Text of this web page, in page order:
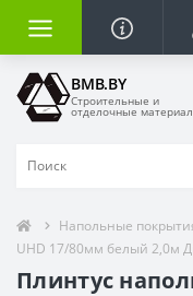
BMB.BY
Строительные и
отделочные
Напольные
UHD 17/80мм белый 2,0м
Плинтус